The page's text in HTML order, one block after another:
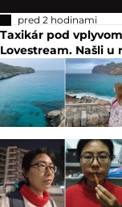
pred 2 hodinami
Taxikár pod
Lovestream. Našli